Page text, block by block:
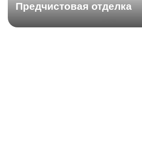
Предчистовая отделка